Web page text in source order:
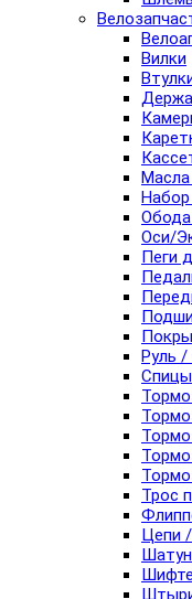
Вилки
Масла
Набор
Оси/
Пеги
Руль
Спицы
Трос
Цепи